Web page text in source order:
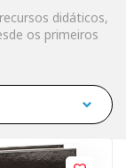
didáticos,
os primeiros